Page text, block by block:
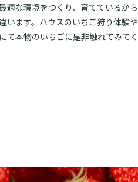
適な環境をつくり、育てているから
います。ハウスのいちご狩り体験や
て本物のいちごに是非触れてみてく